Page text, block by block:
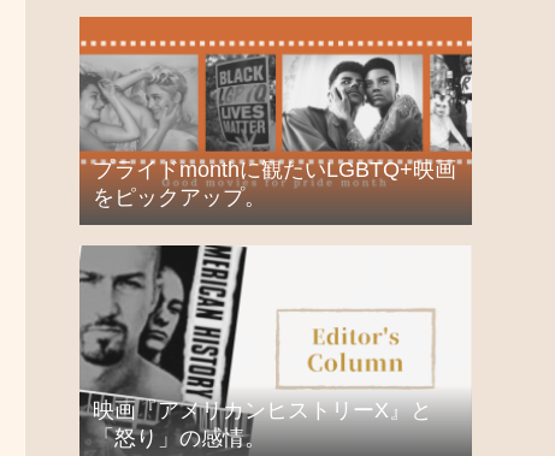
プライドmonthに観たいLGBTQ+映画
をピックアップ。
映画『アメリカンヒストリーX』と
「怒り」の感情。